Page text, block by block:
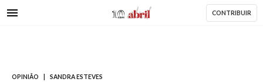
para
AbrilAbril CONTRIBUIR
OPINIÃO SANDRA ESTEVES